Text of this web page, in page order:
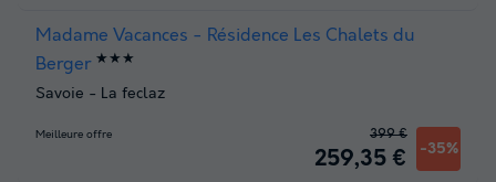
Madame Vacances - Résidence Les Chalets du
Berger ★★★
Savoie - La feclaz
Meilleure offre
259,35 € -35%
399 €